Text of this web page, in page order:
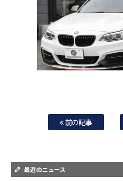
前の記事
最近のニュース